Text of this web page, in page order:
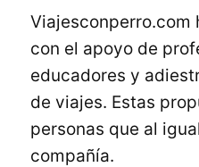
Viajesconperro.com
con el apoyo de
educadores y
de viajes. Estas
personas que al
compañía.